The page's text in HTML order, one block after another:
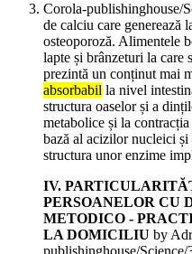
Corola-publishinghouse/
de calciu care generează
osteoporoză. Alimentele
lapte și brânzeturi la care
prezintă un conținut mai
absorbabil la nivel
structura oaselor și a
metabolice și la
bază al acizilor nucleici
structura unor enzime
IV.
PERSOANELOR CU
METODICO -
LA DOMICILIU by